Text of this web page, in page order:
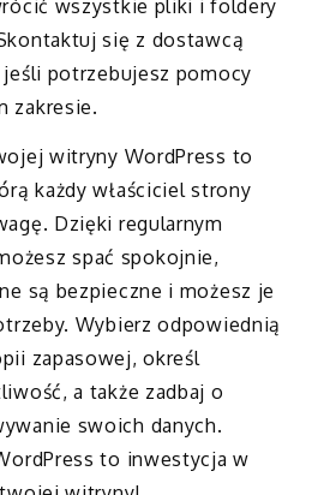
wszystkie pliki i foldery
się z dostawcą
potrzebujesz pomocy
zakresie.
witryny WordPress to
każdy właściciel strony
Dzięki regularnym
spać spokojnie,
są bezpieczne i możesz je
Wybierz odpowiednią
zapasowej, określ
a także zadbaj o
swoich danych.
to inwestycja w